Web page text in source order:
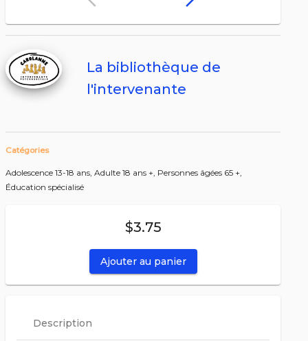
Catégories
Adolescence 13-18 ans, Adulte 18 ans +, Personnes âgées 65 +,
Éducation spécialisé
$3.75
Ajouter au panier
La bibliothèque de
l'intervenante
Description